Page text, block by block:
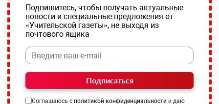
Подпишитесь, чтобы получать актуальные
новости и специальные предложения от
«Учительской газеты», не выходя из
почтового ящика
Подписаться
Соглашаюсь с политикой конфиденциальности и даю